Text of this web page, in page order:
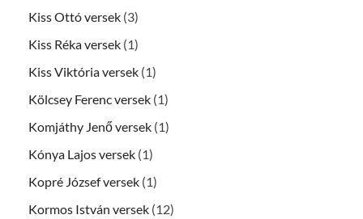
Kiss Ottó versek (3)
Kiss Réka versek (1)
Kiss Viktória versek (1)
Kölcsey Ferenc versek (1)
Komjáthy Jenő versek (1)
Kónya Lajos versek (1)
Kopré József versek (1)
Kormos István versek (12)